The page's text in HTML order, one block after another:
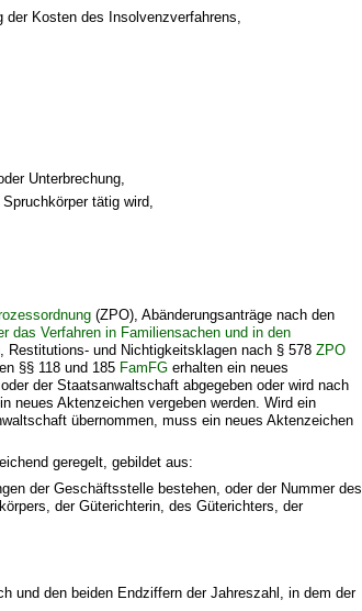
Kosten des Insolvenzverfahrens,
Unterbrechung,
tätig wird,
(ZPO), Abänderungsanträge nach den
das Verfahren in Familiensachen und in den
Restitutions- und Nichtigkeitsklagen nach § 578ZPO
§§ 118 und 185 FamFG erhalten ein neues
der Staatsanwaltschaft abgegeben oder wird nach
neues Aktenzeichen vergeben werden. Wird ein
übernommen, muss ein neues Aktenzeichen
geregelt, gebildet aus:
der Geschäftsstelle bestehen, oder der Nummer des
der Güterichterin, des Güterichters, der
und den beiden Endziffern der Jahreszahl, in dem der